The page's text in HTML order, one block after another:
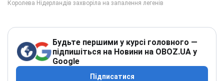
Будьте першими у курсі головного —
підпишіться на Новини на OBOZ.UA у
Google
Підписатися